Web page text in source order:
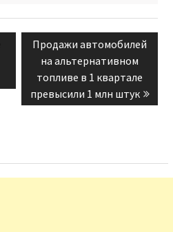
Next
post:
Продажи автомобилей
на альтернативном
топливе в 1 квартале
превысили 1 млн штук